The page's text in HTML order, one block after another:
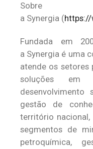
Sobre
a Synergia (
Fundada em
a Synergia é uma
atende os setores
soluções em
desenvolvimento
gestão de
território nacional,
segmentos de
petroquímica,